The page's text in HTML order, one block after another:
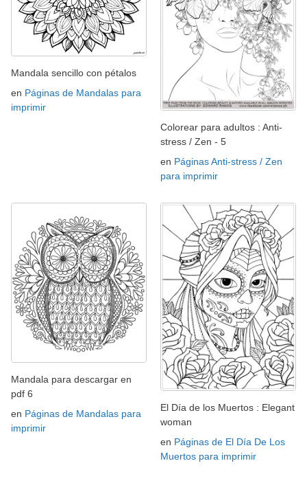
Mandala sencillo con pétalos
en Páginas de Mandalas para
imprimir
Colorear para adultos : Anti-
stress / Zen - 5
en Páginas Anti-stress / Zen
para imprimir
Mandala para descargar en
pdf 6
en Páginas de Mandalas para
imprimir
El Día de los Muertos : Elegant
woman
en Páginas de El Día De Los
Muertos para imprimir